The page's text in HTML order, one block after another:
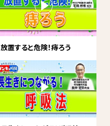
放置すると危険！痔ろう